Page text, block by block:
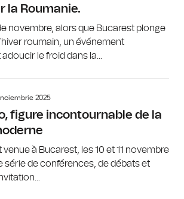
la Roumanie.
novembre, alors que Bucarest plonge
roumain, un événement
le froid dans la...
2025
figure incontournable de la
venue à Bucarest, les 10 et 11 novembre
série de conférences, de débats et